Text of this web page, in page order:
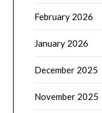
February 2026
January 2026
December 2025
November 2025